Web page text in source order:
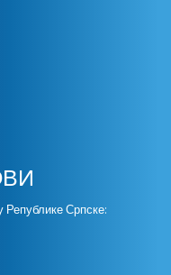
Републике Српске: